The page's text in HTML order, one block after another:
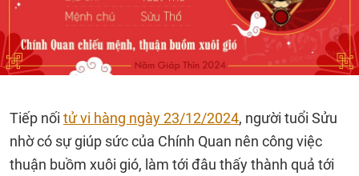
Tiếp nối tử vi hàng ngày 23/12/2024, người tuổi Sửu
nhờ có sự giúp sức của Chính Quan nên công việc
thuận buồm xuôi gió, làm tới đâu thấy thành quả tới